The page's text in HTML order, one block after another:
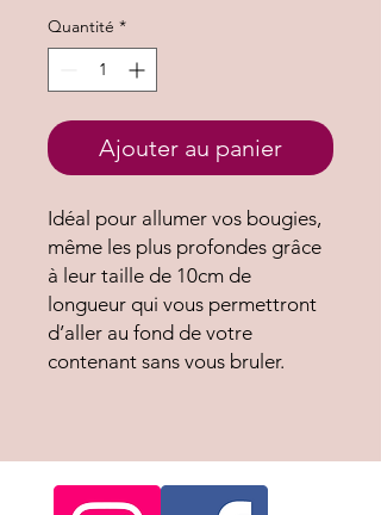
Quantité *
Ajouter au panier
Idéal pour allumer vos bougies,
même les plus profondes grâce
à leur taille de 10cm de
longueur qui vous permettront
d’aller au fond de votre
contenant sans vous bruler.